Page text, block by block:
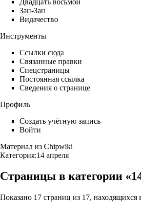
Двадцать восьмой
Зан-Зан
Видачество
Инструменты
Ссылки сюда
Связанные правки
Спецстраницы
Постоянная ссылка
Сведения о странице
Профиль
Создать учётную запись
Войти
Материал из Chipwiki
Категория:14 апреля
Страницы в категории
Показано 17 страниц из 17, находящихся